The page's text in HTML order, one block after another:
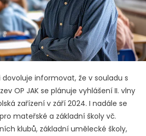
dovoluje informovat, že v souladu s
OP JAK se plánuje vyhlášení II. vlny
zařízení v září 2024. I nadále se
mateřské a základní školy vč.
klubů, základní umělecké školy,